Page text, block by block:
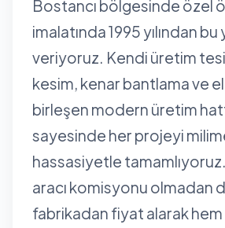
Bostancı bölgesinde özel
imalatında 1995 yılından
veriyoruz. Kendi üretim
kesim, kenar bantlama ve
birleşen modern üretim
sayesinde her projeyi
hassasiyetle
aracı komisyonu olmadan
fabrikadan fiyat alarak